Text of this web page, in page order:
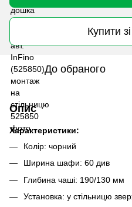
Купити
До обраного
Опис
Характеристики:
Колір: чорний
Ширина шафи: 60 див
Глибина чаші: 190/130 мм
Установка: у стільницю